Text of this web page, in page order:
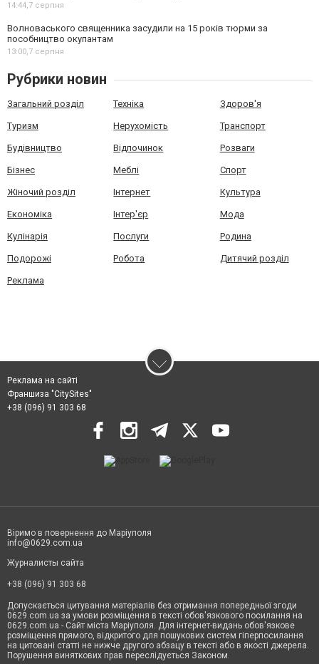
14:44,7 серпня
Волноваського священника засудили на 15 років тюрми за
пособництво окупантам
13:00,7 серпня
Рубрики новин
Загальний розділ Техніка Здоров'я
Туризм Нерухомість Транспорт
Будівництво Відпочинок Розваги
Бізнес Меблі Спорт
Жіночий розділ Інтернет Культура
Економіка Інтер'єр Мода
Кулінарія Послуги Родина
Подорожі Робота Дитячий розділ
Реклама
Реклама на сайті
Франшиза "CitySites"
+38 (096) 91 303 68
Віримо в повернення до Маріуполя
info@0629.com.ua
Журналисты сайта
+38 (096) 91 303 68
Допускається цитування матеріалів без отримання попередньої згоди
0629.com.ua за умови розміщення в тексті обов'язкового посилання на
0629.com.ua - Сайт міста Маріуполя. Для інтернет-видань обов'язкове
розміщення прямого, відкритого для пошукових систем гіперпосилання
на цитовані статті не нижче другого абзацу в тексті або в якості джерела.
Порушення виняткових прав переслідується Законом.